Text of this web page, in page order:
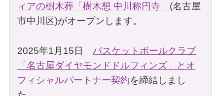
ィアの樹木葬「樹木想 中川称円寺」 (名古屋
市中川区)がオープンします。
2025年1月15日バスケットボールクラブ
「名古屋ダイヤモンドドルフィンズ」とオ
フィシャルパートナー契約を締結しまし